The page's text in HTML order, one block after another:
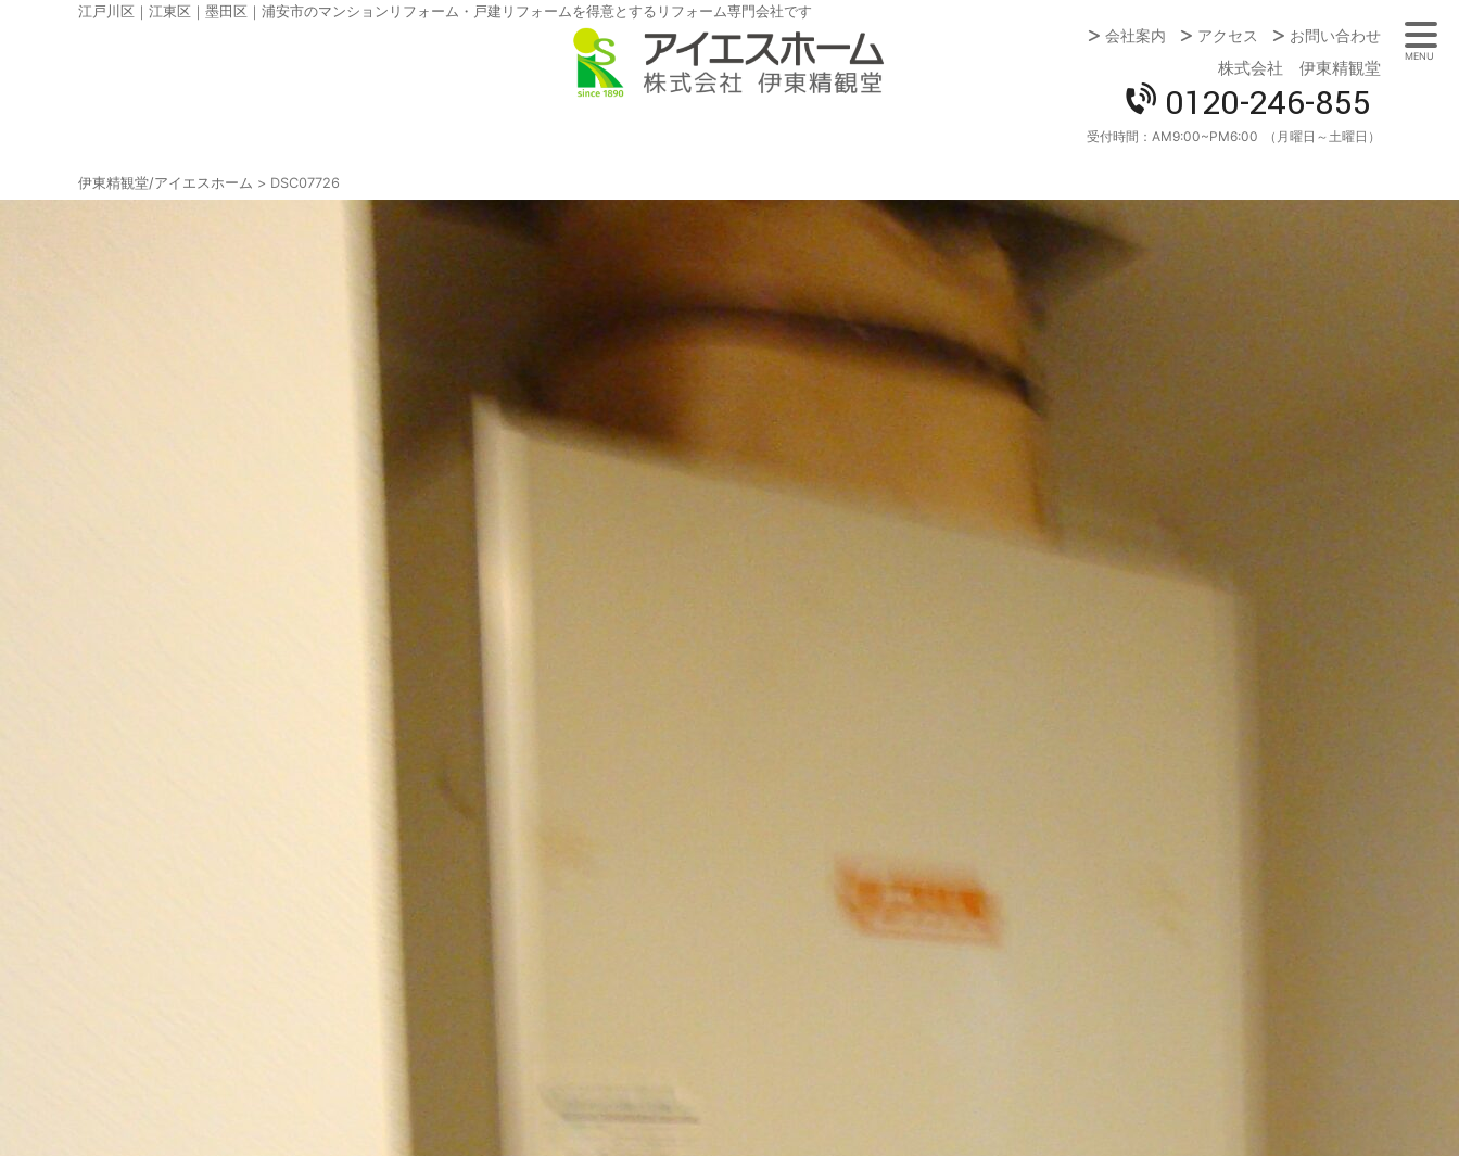
江戸川区｜江東区｜墨田区｜浦安市のマンションリフォーム・戸建リフォームを得意とするリフォーム専門会社です
会社案内
アクセス お問い合わせ
株式会社 伊東精観堂
0120-246-855
受付時間： AM9:00~PM6:00 （月曜日～土曜日）
伊東精観堂/アイエスホーム > DSC07726
MENU